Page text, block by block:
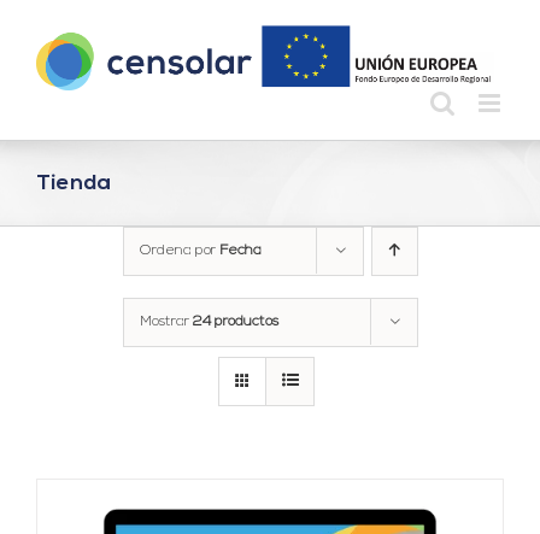
contenido
Tienda
Ordena por Fecha
Mostrar 24 productos